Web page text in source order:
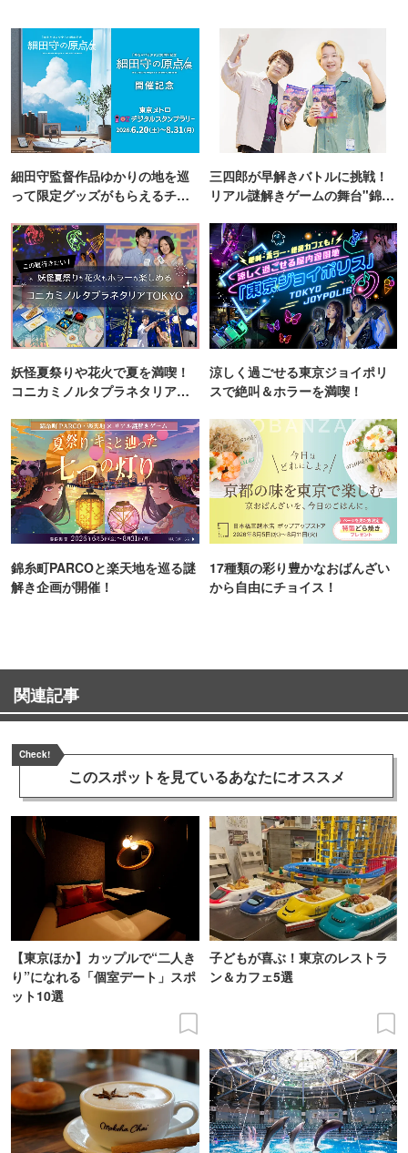
細田守監督作品ゆかりの地を巡
って限定グッズがもらえるチャ
三四郎が早解きバトルに挑戦！
リアル謎解きゲームの舞台"錦糸
妖怪夏祭りや花火で夏を満喫！
コニカミノルタプラネタリア
涼しく過ごせる東京ジョイポリ
スで絶叫＆ホラーを満喫！
錦糸町PARCOと楽天地を巡る謎
解き企画が開催！
17種類の彩り豊かなおばんざい
から自由にチョイス！
関連記事
Check!
このスポットを見ているあなたにオススメ
【東京ほか】カップルで“二人き
り”になれる「個室デート」スポ
ット10選
子どもが喜ぶ！東京のレストラ
ン＆カフェ5選